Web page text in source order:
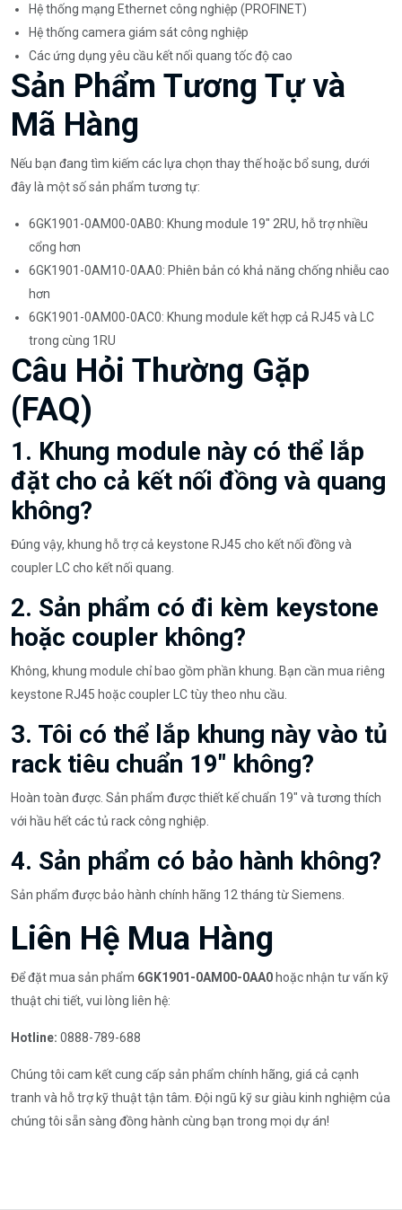
Hệ thống mạng Ethernet công nghiệp (PROFINET)
Hệ thống camera giám sát công nghiệp
Các ứng dụng yêu cầu kết nối quang tốc độ cao
Sản Phẩm Tương Tự và
Mã Hàng
Nếu bạn đang tìm kiếm các lựa chọn thay thế hoặc bổ sung, dưới
đây là một số sản phẩm tương tự:
6GK1901-0AM00-0AB0: Khung module 19" 2RU, hỗ trợ nhiều
cổng hơn
6GK1901-0AM10-0AA0: Phiên bản có khả năng chống nhiễu cao
hơn
6GK1901-0AM00-0AC0: Khung module kết hợp cả RJ45 và LC
trong cùng 1RU
Câu Hỏi Thường Gặp
(FAQ)
1. Khung module này có thể lắp
đặt cho cả kết nối đồng và quang
không?
Đúng vậy, khung hỗ trợ cả keystone RJ45 cho kết nối đồng và
coupler LC cho kết nối quang.
2. Sản phẩm có đi kèm keystone
hoặc coupler không?
Không, khung module chỉ bao gồm phần khung. Bạn cần mua riêng
keystone RJ45 hoặc coupler LC tùy theo nhu cầu.
3. Tôi có thể lắp khung này vào tủ
rack tiêu chuẩn 19" không?
Hoàn toàn được. Sản phẩm được thiết kế chuẩn 19" và tương thích
với hầu hết các tủ rack công nghiệp.
4. Sản phẩm có bảo hành không?
Sản phẩm được bảo hành chính hãng 12 tháng từ Siemens.
Liên Hệ Mua Hàng
Để đặt mua sản phẩm 6GK1901-0AM00-0AA0 hoặc nhận tư vấn kỹ
thuật chi tiết, vui lòng liên hệ:
Hotline: 0888-789-688
Chúng tôi cam kết cung cấp sản phẩm chính hãng, giá cả cạnh
tranh và hỗ trợ kỹ thuật tận tâm. Đội ngũ kỹ sư giàu kinh nghiệm của
chúng tôi sẵn sàng đồng hành cùng bạn trong mọi dự án!